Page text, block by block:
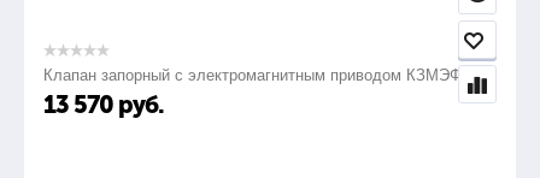
1шт.
Клапан запорный с электромагнитным приводом КЗМЭФ
13 570 руб.